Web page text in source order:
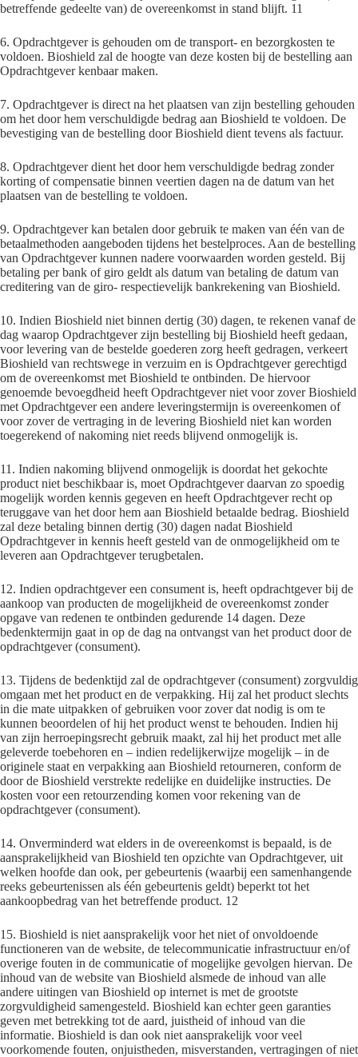
betreffende gedeelte van) de overeenkomst in stand blijft. 11
6. Opdrachtgever is gehouden om de transport- en bezorgkosten te
voldoen. Bioshield zal de hoogte van deze kosten bij de bestelling aan
Opdrachtgever kenbaar maken.
7. Opdrachtgever is direct na het plaatsen van zijn bestelling gehouden
om het door hem verschuldigde bedrag aan Bioshield te voldoen. De
bevestiging van de bestelling door Bioshield dient tevens als factuur.
8. Opdrachtgever dient het door hem verschuldigde bedrag zonder
korting of compensatie binnen veertien dagen na de datum van het
plaatsen van de bestelling te voldoen.
9. Opdrachtgever kan betalen door gebruik te maken van één van de
betaalmethoden aangeboden tijdens het bestelproces. Aan de bestelling
van Opdrachtgever kunnen nadere voorwaarden worden gesteld. Bij
betaling per bank of giro geldt als datum van betaling de datum van
creditering van de giro- respectievelijk bankrekening van Bioshield.
10. Indien Bioshield niet binnen dertig (30) dagen, te rekenen vanaf de
dag waarop Opdrachtgever zijn bestelling bij Bioshield heeft gedaan,
voor levering van de bestelde goederen zorg heeft gedragen, verkeert
Bioshield van rechtswege in verzuim en is Opdrachtgever gerechtigd
om de overeenkomst met Bioshield te ontbinden. De hiervoor
genoemde bevoegdheid heeft Opdrachtgever niet voor zover Bioshield
met Opdrachtgever een andere leveringstermijn is overeenkomen of
voor zover de vertraging in de levering Bioshield niet kan worden
toegerekend of nakoming niet reeds blijvend onmogelijk is.
11. Indien nakoming blijvend onmogelijk is doordat het gekochte
product niet beschikbaar is, moet Opdrachtgever daarvan zo spoedig
mogelijk worden kennis gegeven en heeft Opdrachtgever recht op
teruggave van het door hem aan Bioshield betaalde bedrag. Bioshield
zal deze betaling binnen dertig (30) dagen nadat Bioshield
Opdrachtgever in kennis heeft gesteld van de onmogelijkheid om te
leveren aan Opdrachtgever terugbetalen.
12. Indien opdrachtgever een consument is, heeft opdrachtgever bij de
aankoop van producten de mogelijkheid de overeenkomst zonder
opgave van redenen te ontbinden gedurende 14 dagen. Deze
bedenktermijn gaat in op de dag na ontvangst van het product door de
opdrachtgever (consument).
13. Tijdens de bedenktijd zal de opdrachtgever (consument) zorgvuldig
omgaan met het product en de verpakking. Hij zal het product slechts
in die mate uitpakken of gebruiken voor zover dat nodig is om te
kunnen beoordelen of hij het product wenst te behouden. Indien hij
van zijn herroepingsrecht gebruik maakt, zal hij het product met alle
geleverde toebehoren en – indien redelijkerwijze mogelijk – in de
originele staat en verpakking aan Bioshield retourneren, conform de
door de Bioshield verstrekte redelijke en duidelijke instructies. De
kosten voor een retourzending komen voor rekening van de
opdrachtgever (consument).
14. Onverminderd wat elders in de overeenkomst is bepaald, is de
aansprakelijkheid van Bioshield ten opzichte van Opdrachtgever, uit
welken hoofde dan ook, per gebeurtenis (waarbij een samenhangende
reeks gebeurtenissen als één gebeurtenis geldt) beperkt tot het
aankoopbedrag van het betreffende product. 12
15. Bioshield is niet aansprakelijk voor het niet of onvoldoende
functioneren van de website, de telecommunicatie infrastructuur en/of
overige fouten in de communicatie of mogelijke gevolgen hiervan. De
inhoud van de website van Bioshield alsmede de inhoud van alle
andere uitingen van Bioshield op internet is met de grootste
zorgvuldigheid samengesteld. Bioshield kan echter geen garanties
geven met betrekking tot de aard, juistheid of inhoud van die
informatie. Bioshield is dan ook niet aansprakelijk voor veel
voorkomende fouten, onjuistheden, misverstanden, vertragingen of niet